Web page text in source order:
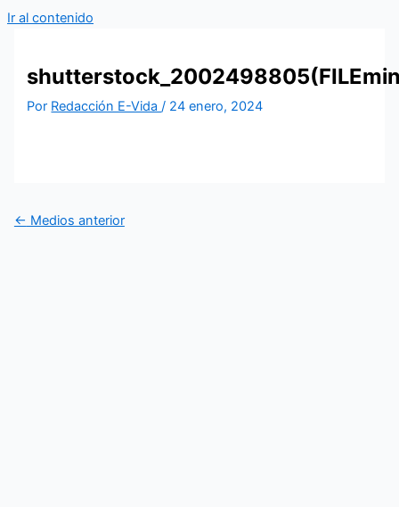
Ir al contenido
Por Redacción E-Vida/ 24 enero, 2024
← Medios anterior